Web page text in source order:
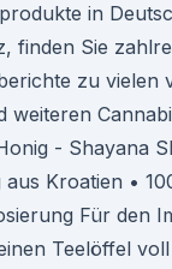
in
finden Sie
zu vielen
weiteren
- Shayana
Kroatien •
Für den
Teelöffel